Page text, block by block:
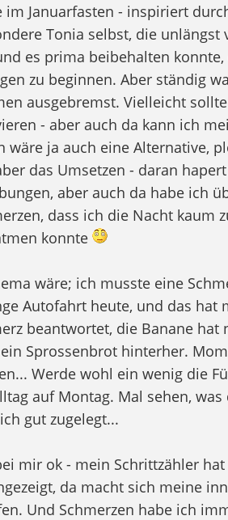
im Januarfasten - inspiriert
Tonia selbst, die
es prima beibehalten konnte,
zu beginnen. Aber ständig
ausgebremst. Vielleicht
- aber auch da kann ich
wäre ja auch eine Alternative,
das Umsetzen - daran
aber auch da habe ich
dass ich die Nacht kaum
konnte
wäre; ich musste eine
Autofahrt heute, und das hat
beantwortet, die Banane hat
Sprossenbrot hinterher.
Werde wohl ein wenig die
auf Montag. Mal sehen, was
gut zugelegt...
mir ok - mein Schrittzähler
da macht sich meine
Und Schmerzen habe ich